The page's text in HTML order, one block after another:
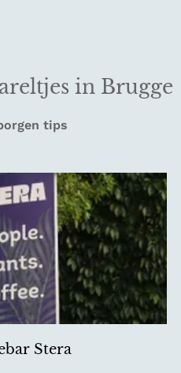
in Brugge
tips
Stera